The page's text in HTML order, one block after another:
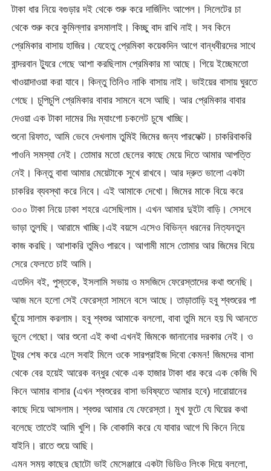
টাকা ধার নিয়ে বগুড়ার দই থেকে শুরু করে দার্জিলিং আপেল। সিলেটের চা
থেকে শুরু করে কুমিল্লার রসমালাই। কিচ্ছু বাদ রাখি নাই। সব কিনে
প্রেমিকার বাসায় হাজির। যেহেতু প্রেমিকা কয়েকদিন আগে বান্ধবীরদের সাথে
বান্দরবান ট্যুরে গেছে আশা করছিলাম প্রেমিকার মা আছে। গিয়ে ইচ্ছেমতো
খাওয়াদাওয়া করা যাবে। কিন্তু তিনিও নাকি বাসায় নাই। ভাইয়ের বাসায় ঘুরতে
গেছে। চুপিচুপি প্রেমিকার বাবার সামনে বসে আছি। আর প্রেমিকার বাবার
দেওয়া এক টাকা দামের মিঃ ম্যাংগো চকলেট চুষে খাচ্ছি।
শুনো রিফাত, আমি ভেবে দেখলাম তুমিই জিমের জন্য পারফেক্ট। চাকরিবাকরি
পাওনি সমস্যা নেই। তোমার মতো ছেলের কাছে মেয়ে দিতে আমার আপত্তি
নেই। কিন্তু বাবা আমার মেয়েটাকে সুখে রাখবে। আর দ্রুত ভালো একটা
চাকরির ব্যবস্থা করে নিবে। এই আমাকে দেখো। জিমের মাকে বিয়ে করে
৩০০ টাকা নিয়ে ঢাকা শহরে এসেছিলাম। এখন আমার দুইটা বাড়ি। সেসবে
ভাড়া তুলছি। আরামে খাচ্ছি।এই বয়সে এসেও বিভিন্ন ধরনের নিত্যনতুন
কাজ করছি। আশাকরি তুমিও পারবে। আগামী মাসে তোমার আর জিমের বিয়ে
সেরে ফেলতে চাই আমি।
এতদিন বই, পুস্তকে, ইসলামি সভায় ও মসজিদে ফেরেস্তাদের কথা শুনেছি।
আজ মনে হলো সেই ফেরেস্তা সামনে বসে আছে। তাড়াতাড়ি হবু শ্বশুরের পা
ছুঁয়ে সালাম করলাম। হবু শ্বশুর আমাকে বললো, বাবা তুমি মনে হয় ঘি আনতে
ভুলে গেছো। আর শুনো এই কথা এখনই জিমকে জানানোর দরকার নেই। ও
ট্যুর শেষ করে এলে সবাই মিলে ওকে সারপ্রাইজ দিবো কেমন! জিমদের বাসা
থেকে বের হয়েই আরেক বন্ধুর থেকে এক হাজার টাকা ধার করে এক কেজি ঘি
কিনে আমার বাসার (এখন শ্বশুরের বাসা ভবিষ্যতে আমার হবে) দারোয়ানের
কাছে দিয়ে আসলাম। শ্বশুর আমার যে ফেরেস্তা। মুখ ফুটে যে ঘিয়ের কথা
বলেছে তাতেই আমি খুশি। কি বোকামি করে যে যাবার আগে ঘি কিনে নিয়ে
যাইনি। রাতে শুয়ে আছি।
এমন সময় কাছের ছোটো ভাই মেসেঞ্জারে একটা ভিডিও লিংক দিয়ে বললো,